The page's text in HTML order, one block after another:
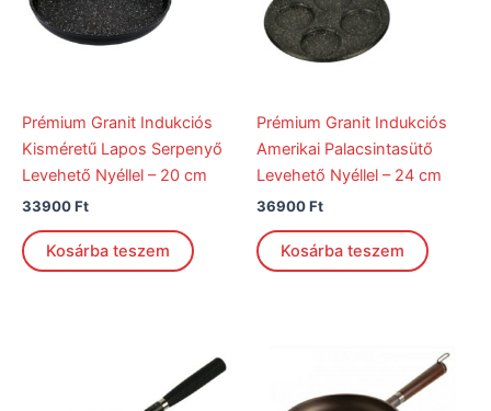
Prémium Granit Indukciós
Kisméretű Lapos Serpenyő
Levehető Nyéllel – 20 cm
33900Ft
Kosárba teszem
Prémium Granit Indukciós
Amerikai Palacsintasütő
Levehető Nyéllel – 24 cm
36900Ft
Kosárba teszem